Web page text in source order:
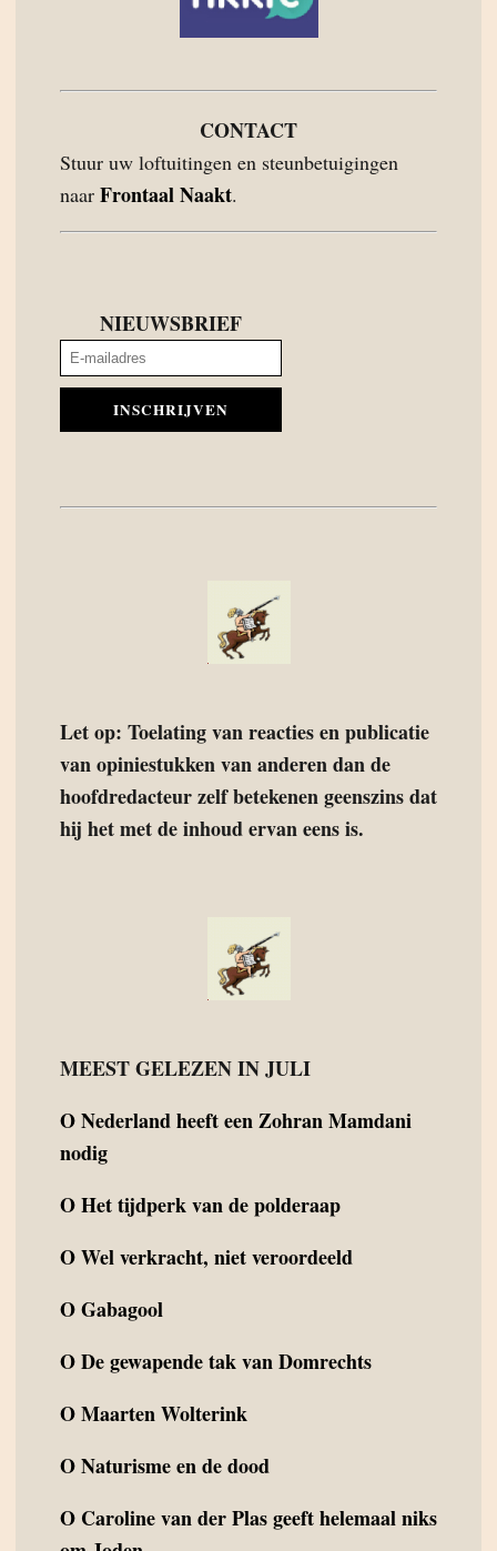
CONTACT
Stuur uw loftuitingen en steunbetuigingen
naar Frontaal Naakt.
NIEUWSBRIEF
INSCHRIJVEN
Let op: Toelating van reacties en publicatie
van opiniestukken van anderen dan de
hoofdredacteur zelf betekenen geenszins dat
hij het met de inhoud ervan eens is.
MEEST GELEZEN IN JULI
ONederland heeft een Zohran Mamdani
nodig
OHet tijdperk van de polderaap
OWel verkracht, niet veroordeeld
OGabagool
ODe gewapende tak van Domrechts
OMaarten Wolterink
ONaturisme en de dood
O Caroline van der Plas geeft helemaal niks